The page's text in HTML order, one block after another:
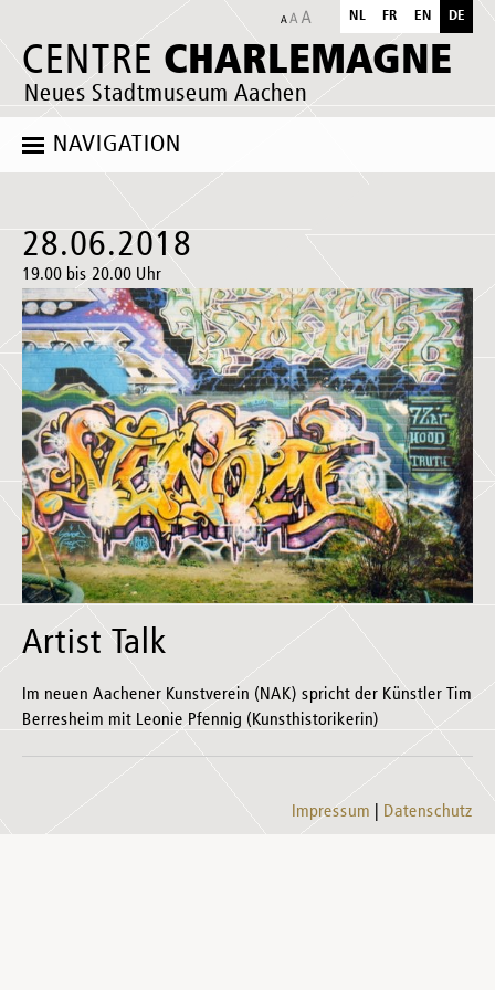
CENTRE CHARLEMAGNE
Neues Stadtmuseum Aachen
NL FR EN DE
NAVIGATION
28.06.2018
19.00 bis 20.00 Uhr
Artist Talk
Im neuen Aachener Kunstverein (NAK) spricht der Künstler Tim
Berresheim mit Leonie Pfennig (Kunsthistorikerin)
Impressum Datenschutz